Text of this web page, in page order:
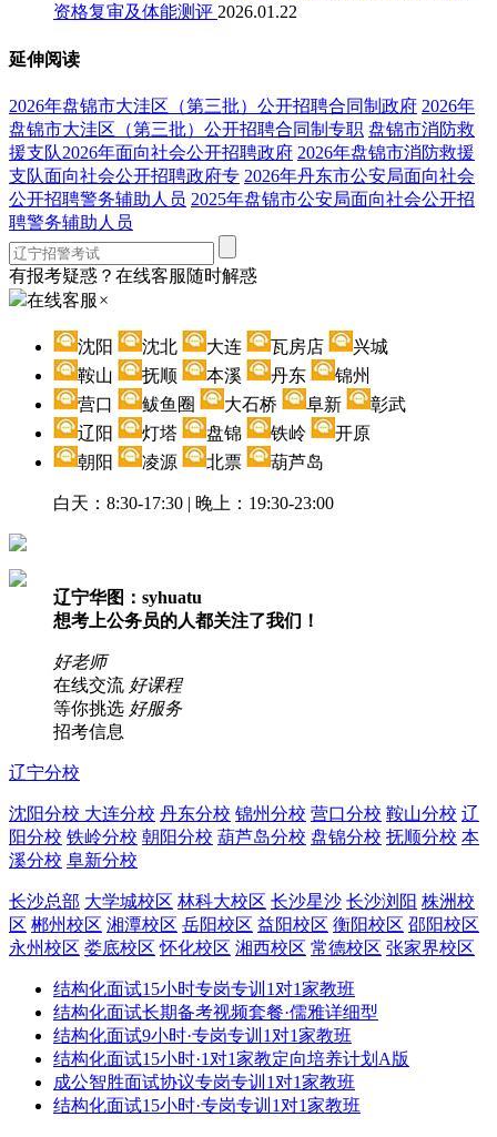
资格复审及体能测评 2026.01.22
延伸阅读
2026年盘锦市大洼区（第三批）公开招聘合同制政府 2026年
盘锦市大洼区（第三批）公开招聘合同制专职 盘锦市消防救
援支队2026年面向社会公开招聘政府 2026年盘锦市消防救援
支队面向社会公开招聘政府专 2026年丹东市公安局面向社会
公开招聘警务辅助人员 2025年盘锦市公安局面向社会公开招
聘警务辅助人员
有报考疑惑？在线客服随时解惑
在线客服 ×
沈阳 沈北 大连 瓦房店
兴城
鞍山
抚顺 本溪 丹东
锦州
营口
鲅鱼圈 大石桥 阜新
彰武
辽阳
灯塔 盘锦 铁岭
开原
朝阳
凌源 北票 葫芦岛
白天：8:30-17:30 | 晚上：19:30-23:00
辽宁华图：syhuatu
想考上公务员的人都关注了我们！
好老师
在线交流 好课程
等你挑选 好服务
招考信息
辽宁分校
沈阳分校 大连分校 丹东分校 锦州分校 营口分校 鞍山分校 辽
阳分校 铁岭分校 朝阳分校 葫芦岛分校 盘锦分校 抚顺分校 本
溪分校 阜新分校
长沙总部 大学城校区 林科大校区 长沙星沙 长沙浏阳 株洲校
区 郴州校区 湘潭校区 岳阳校区 益阳校区 衡阳校区 邵阳校区
永州校区 娄底校区 怀化校区 湘西校区 常德校区 张家界校区
结构化面试15小时专岗专训1对1家教班
结构化面试长期备考视频套餐·儒雅详细型
结构化面试9小时·专岗专训1对1家教班
结构化面试15小时·1对1家教定向培养计划A版
成公智胜面试协议专岗专训1对1家教班
结构化面试15小时·专岗专训1对1家教班